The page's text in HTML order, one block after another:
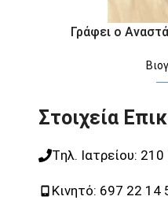
Γράφει ο
Στοιχεία
Tηλ. Ιατρείου: 210
Κινητό: 697 22 14